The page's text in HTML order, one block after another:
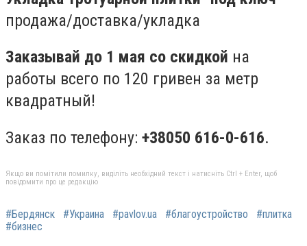
продажа/доставка/укладка
Заказывай до 1 мая со скидкой на
работы всего по 120 гривен за метр
квадратный!
Заказ по телефону: +38050 616-0-616.
Якщо ви помітили помилку, виділіть необхідний текст і натисніть Ctrl + Enter, щоб
повідомити про це редакцію
#Бердянск #Украина #pavlov.ua #благоустройство
#плитка
#бизнес